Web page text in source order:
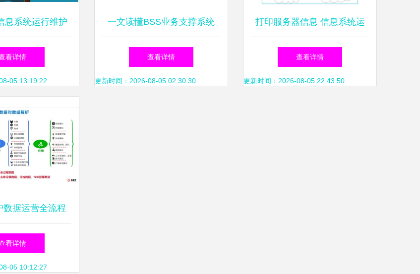
息系统运行维护
卓越护航者
看详情
05 13:19:22
一文读懂BSS业务支撑系统
通信运营商的“运营中枢”与信
息系统运行维护服务
查看详情
更新时间：2026-08-05 02:30:30
打印服务器信息 信息系统运
行维护服务的关键环节
查看详情
更新时间：2026-08-05 22:43:50
数据运营全流程
维护服务的核心
实施方案
看详情
05 10:12:27